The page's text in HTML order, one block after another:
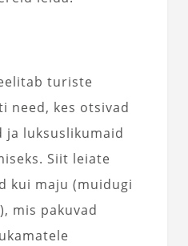
turiste
need, kes otsivad
ja luksuslikumaid
Siit leiate
kui maju (muidugi
mis pakuvad